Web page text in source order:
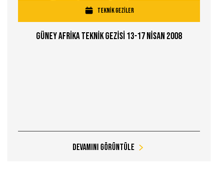
TEKNİK GEZİLER
Güney Afrİka Teknİk Gezİsİ 13-17 Nİsan 2008
Devamını Görüntüle